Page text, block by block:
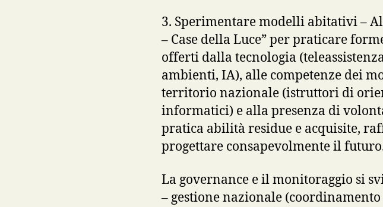
3. Sperimentare modelli abitativi –
– Case della Luce” per praticare
offerti dalla tecnologia
ambienti, IA), alle competenze dei
territorio nazionale (istruttori di
informatici) e alla presenza di
pratica abilità residue e acquisite,
progettare consapevolmente il
La governance e il monitoraggio si
– gestione nazionale (coordinamento